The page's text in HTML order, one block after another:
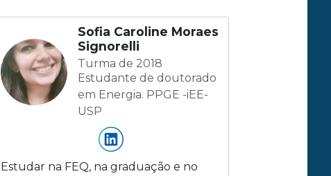
Sofia Caroline Moraes
Signorelli
Turma de 2018
Estudante de doutorado
em Energia. PPGE -iEE-
USP
Estudar na FEQ, na graduação e no